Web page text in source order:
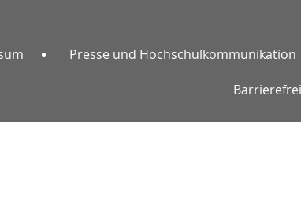
Presse und Hochschulkommunikation